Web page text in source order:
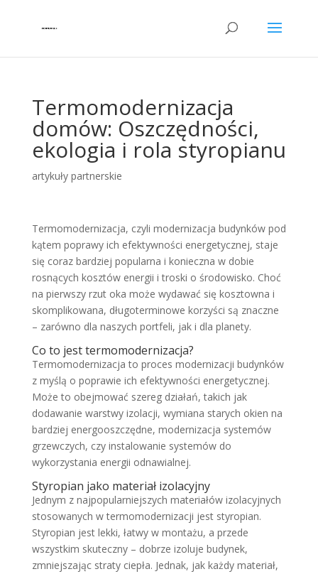
Termomodernizacja
domów: Oszczędności,
ekologia i rola styropianu
artykuły partnerskie
Termomodernizacja, czyli modernizacja budynków pod
kątem poprawy ich efektywności energetycznej, staje
się coraz bardziej popularna i konieczna w dobie
rosnących kosztów energii i troski o środowisko. Choć
na pierwszy rzut oka może wydawać się kosztowna i
skomplikowana, długoterminowe korzyści są znaczne
– zarówno dla naszych portfeli, jak i dla planety.
Co to jest termomodernizacja?
Termomodernizacja to proces modernizacji budynków
z myślą o poprawie ich efektywności energetycznej.
Może to obejmować szereg działań, takich jak
dodawanie warstwy izolacji, wymiana starych okien na
bardziej energooszczędne, modernizacja systemów
grzewczych, czy instalowanie systemów do
wykorzystania energii odnawialnej.
Styropian jako materiał izolacyjny
Jednym z najpopularniejszych materiałów izolacyjnych
stosowanych w termomodernizacji jest styropian.
Styropian jest lekki, łatwy w montażu, a przede
wszystkim skuteczny – dobrze izoluje budynek,
zmniejszając straty ciepła. Jednak, jak każdy materiał,